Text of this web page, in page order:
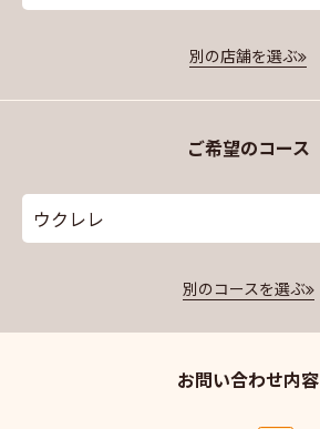
別の店舗を選ぶ
ご希望のコース
ウクレレ
別のコースを選ぶ
お問い合わせ内容